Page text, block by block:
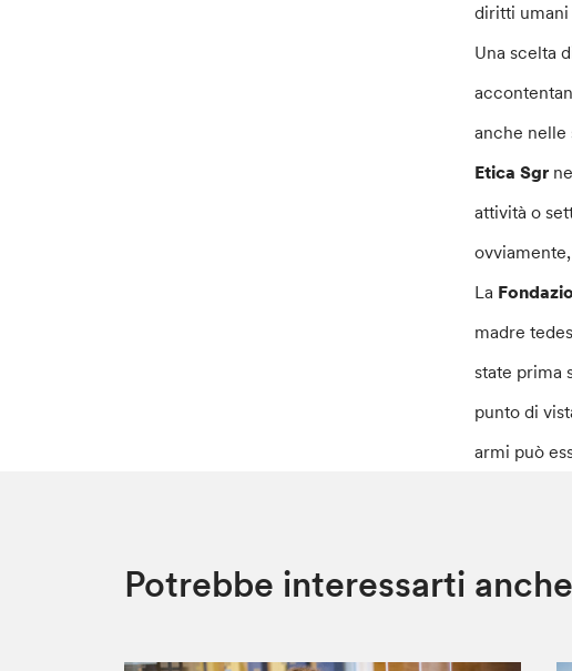
diritti
Una scelta
anche nelle
Etica Sgr
attività o
La
madre
state prima
punto di
armi può
Potrebbe interessarti anche